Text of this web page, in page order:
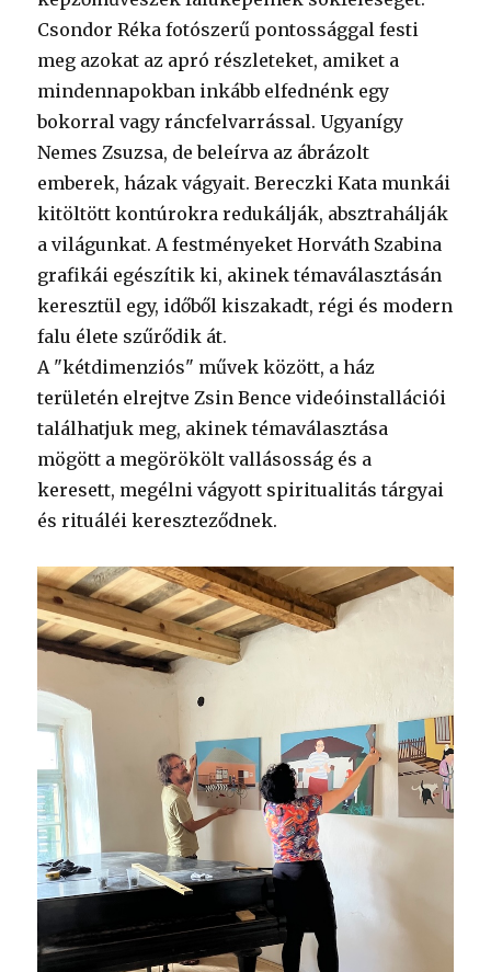
Csondor Réka fotószerű pontossággal festi
meg azokat az apró részleteket, amiket a
mindennapokban inkább elfednénk egy
bokorral vagy ráncfelvarrással. Ugyanígy
Nemes Zsuzsa, de beleírva az ábrázolt
emberek, házak vágyait. Bereczki Kata munkái
kitöltött kontúrokra redukálják, absztrahálják
a világunkat. A festményeket Horváth Szabina
grafikái egészítik ki, akinek témaválasztásán
keresztül egy, időből kiszakadt, régi és modern
falu élete szűrődik át.
A "kétdimenziós" művek között, a ház
területén elrejtve Zsin Bence videóinstallációi
találhatjuk meg, akinek témaválasztása
mögött a megörökölt vallásosság és a
keresett, megélni vágyott spiritualitás tárgyai
és rituáléi kereszteződnek.